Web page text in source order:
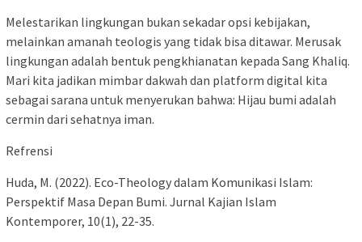
Melestarikan lingkungan bukan sekadar opsi kebijakan,
melainkan amanah teologis yang tidak bisa ditawar. Merusak
lingkungan adalah bentuk pengkhianatan kepada Sang Khaliq.
Mari kita jadikan mimbar dakwah dan platform digital kita
sebagai sarana untuk menyerukan bahwa: Hijau bumi adalah
cermin dari sehatnya iman.
Refrensi
Huda, M. (2022). Eco-Theology dalam Komunikasi Islam:
Perspektif Masa Depan Bumi. Jurnal Kajian Islam
Kontemporer, 10(1), 22-35.